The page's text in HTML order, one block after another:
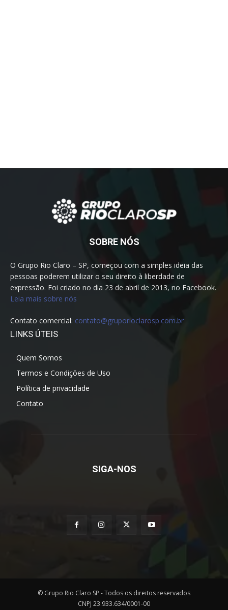
SOBRE NÓS
O Grupo Rio Claro – SP, começou com a simples ideia das
pessoas poderem utilizar o seu direito à liberdade de
expressão. Foi criado no dia 23 de abril de 2013, no Facebook.
Leia mais sobre nós
Contato comercial: contato@gruporioclarosp.com.br
LINKS ÚTEIS
Quem Somos
Termos e Condições de Uso
Política de privacidade
Contato
SIGA-NOS
© Grupo Rio Claro SP - Todos os direitos reservados
CNPJ 23.933.634/0001-00